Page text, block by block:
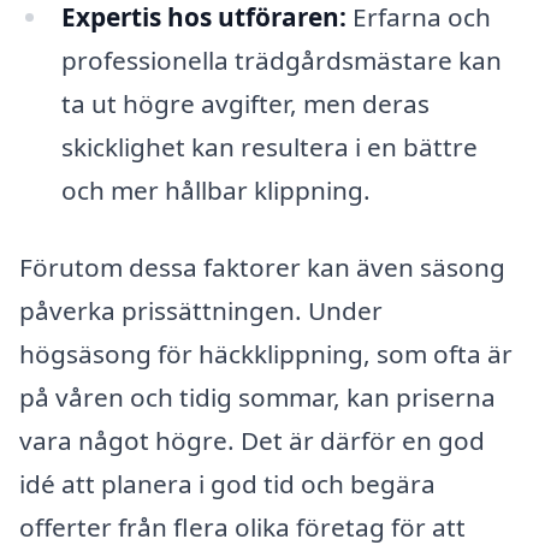
Expertis hos utföraren: Erfarna och
professionella trädgårdsmästare kan
ta ut högre avgifter, men deras
skicklighet kan resultera i en bättre
och mer hållbar klippning.
Förutom dessa faktorer kan även säsong
påverka prissättningen. Under
högsäsong för häckklippning, som ofta är
på våren och tidig sommar, kan priserna
vara något högre. Det är därför en god
idé att planera i god tid och begära
offerter från flera olika företag för att